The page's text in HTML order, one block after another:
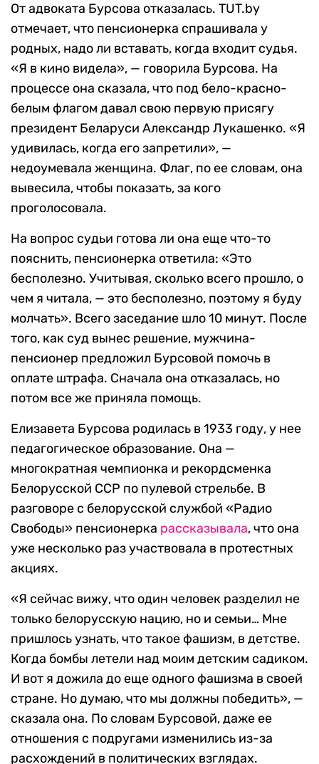
От адвоката Бурсова отказалась. TUT.by
отмечает, что пенсионерка спрашивала у
родных, надо ли вставать, когда входит судья.
«Я в кино видела», — говорила Бурсова. На
процессе она сказала, что под бело-красно-
белым флагом давал свою первую присягу
президент Беларуси Александр Лукашенко. «Я
удивилась, когда его запретили», —
недоумевала женщина. Флаг, по ее словам, она
вывесила, чтобы показать, за кого
проголосовала.
На вопрос судьи готова ли она еще что-то
пояснить, пенсионерка ответила: «Это
бесполезно. Учитывая, сколько всего прошло, о
чем я читала, — это бесполезно, поэтому я буду
молчать». Всего заседание шло 10 минут. После
того, как суд вынес решение, мужчина-
пенсионер предложил Бурсовой помочь в
оплате штрафа. Сначала она отказалась, но
потом все же приняла помощь.
Елизавета Бурсова родилась в 1933 году, у нее
педагогическое образование. Она —
многократная чемпионка и рекордсменка
Белорусской ССР по пулевой стрельбе. В
разговоре с белорусской службой «Радио
Свободы» пенсионерка рассказывала, что она
уже несколько раз участвовала в протестных
акциях.
«Я сейчас вижу, что один человек разделил не
только белорусскую нацию, но и семьи… Мне
пришлось узнать, что такое фашизм, в детстве.
Когда бомбы летели над моим детским садиком.
И вот я дожила до еще одного фашизма в своей
стране. Но думаю, что мы должны победить», —
сказала она. По словам Бурсовой, даже ее
отношения с подругами изменились из-за
расхождений в политических взглядах.